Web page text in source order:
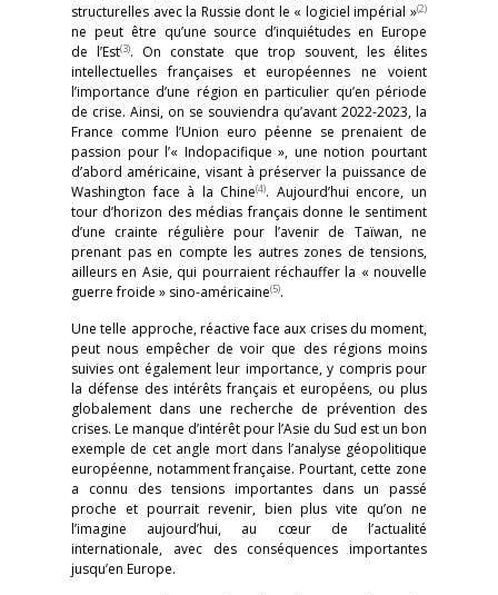
structurelles avec la Russie dont le « logiciel impérial »(2)
ne peut être qu’une source d’inquiétudes en Europe
de l’Est(3). On constate que trop souvent, les élites
intellectuelles françaises et européennes ne voient
l’importance d’une région en particulier qu’en période
de crise. Ainsi, on se souviendra qu’avant 2022-2023, la
France comme l’Union euro péenne se prenaient de
passion pour l’« Indopacifique », une notion pourtant
d’abord américaine, visant à préserver la puissance de
Washington face à la Chine(4). Aujourd’hui encore, un
tour d’horizon des médias français donne le sentiment
d’une crainte régulière pour l’avenir de Taïwan, ne
prenant pas en compte les autres zones de tensions,
ailleurs en Asie, qui pourraient réchauffer la « nouvelle
guerre froide » sino-américaine(5).
Une telle approche, réactive face aux crises du moment,
peut nous empêcher de voir que des régions moins
suivies ont également leur importance, y compris pour
la défense des intérêts français et européens, ou plus
globalement dans une recherche de prévention des
crises. Le manque d’intérêt pour l’Asie du Sud est un bon
exemple de cet angle mort dans l’analyse géopolitique
européenne, notamment française. Pourtant, cette zone
a connu des tensions importantes dans un passé
proche et pourrait revenir, bien plus vite qu’on ne
l’imagine aujourd’hui, au cœur de l’actualité
internationale, avec des conséquences importantes
jusqu’en Europe.